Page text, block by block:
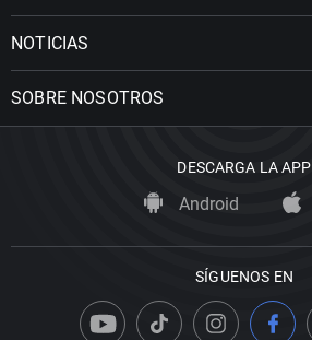
NOTICIAS
SOBRE NOSOTROS
DESCARGA LA APP
Android
SÍGUENOS EN